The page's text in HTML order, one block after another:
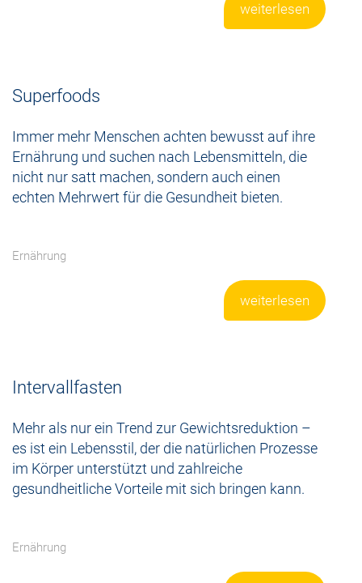
weiterlesen
Superfoods
Immer mehr Menschen achten bewusst auf ihre
Ernährung und suchen nach Lebensmitteln, die
nicht nur satt machen, sondern auch einen
echten Mehrwert für die Gesundheit bieten.
Ernährung
weiterlesen
Intervallfasten
Mehr als nur ein Trend zur Gewichtsreduktion –
es ist ein Lebensstil, der die natürlichen Prozesse
im Körper unterstützt und zahlreiche
gesundheitliche Vorteile mit sich bringen kann.
Ernährung